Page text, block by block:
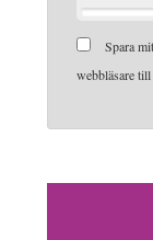
Spara
webbläsare